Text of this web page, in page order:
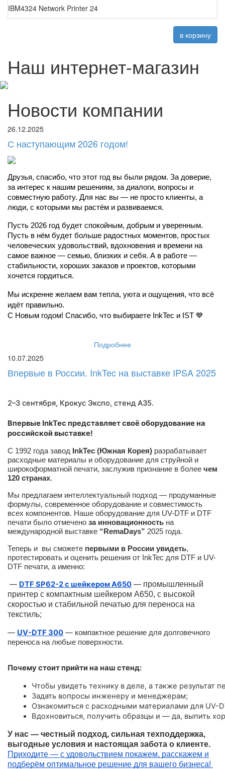
IBM4324 Network Printer 24
в корзину
Наш интернет-магазин
Новости компании
26.12.2025
С наступающим 2026 годом!
Друзья, спасибо, что этот год вы были рядом. За доверие,
за интерес к нашим решениям, за диалоги, вопросы и
совместную работу. Для нас вы — не просто клиенты, а
люди, с которыми мы растём и развиваемся.
Пусть 2026 год будет спокойным, добрым и уверенным.
Пусть в нём будет больше радостных моментов, простых
человеческих удовольствий, вдохновения и времени на
самое важное — семью, близких и себя. А в работе —
стабильности, хороших заказов и проектов, которыми
хочется гордиться.
Мы искренне желаем вам тепла, уюта и ощущения, что всё
идёт правильно.
С Новым годом! Спасибо, что выбираете InkTec и IST 💙
Подробнее
10.07.2025
Впервые в России. InkTec на выставке IPSA 2025
2–3 сентября, Крокус Экспо, стенд A35.
Впервые InkTec представляет своё оборудование на
российской выставке!
С 1992 года завод InkTec (Южная Корея) разрабатывает
расходные материалы и оборудование для струйной и
широкоформатной печати, заслужив признание в более чем
120 странах.
Мы предлагаем интеллектуальный подход — продуманные
формулы, современное оборудование и совместимость
всех компонентов. Наше оборудование для UV-DTF и DTF
печати было отмечено за инновационность на
международной выставке “RemaDays” 2025 года.
Теперь и вы сможете первыми в России увидеть,
протестировать и оценить решения от InkTec для DTF и UV-
DTF печати, а именно:
— DTF SP62-2 с шейкером A650 — промышленный
принтер с компактным шейкером А650, с высокой
скоростью и стабильной печатью для переноса на
текстиль;
— UV-DTF 300 — компактное решение для долговечного
переноса на любые поверхности.
Почему стоит прийти на наш стенд:
Чтобы увидеть технику в деле, а также результат
Задать вопросы инженеру и менеджерам;
Ознакомиться с расходными материалами для UV-
Вдохновиться, получить образцы и — да, выпить
У нас — честный подход, сильная техподдержка,
выгодные условия и настоящая забота о клиенте.
Приходите — с удовольствием покажем, расскажем и
подберём оптимальное решение для вашего бизнеса!